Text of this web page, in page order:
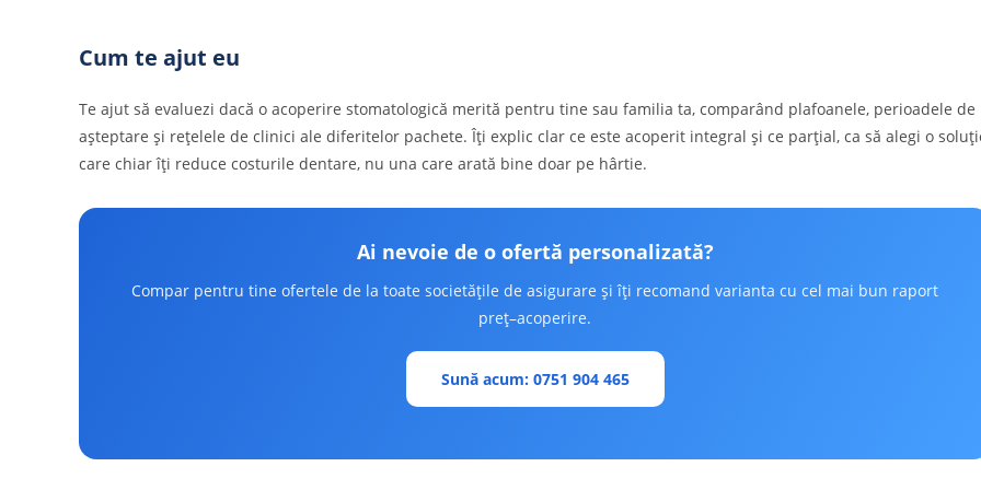
Cum te ajut eu
Te ajut să evaluezi dacă o acoperire stomatologică merită pentru tine sau familia ta, comparând plafoanele, perioadele de
așteptare și rețelele de clinici ale diferitelor pachete. Îți explic clar ce este acoperit integral și ce parțial, ca să alegi o
care chiar îți reduce costurile dentare, nu una care arată bine doar pe hârtie.
Ai nevoie de o ofertă personalizată?
Compar pentru tine ofertele de la toate societățile de asigurare și îți recomand varianta cu cel mai bun raport
preț–acoperire.
Sună acum: 0751 904 465